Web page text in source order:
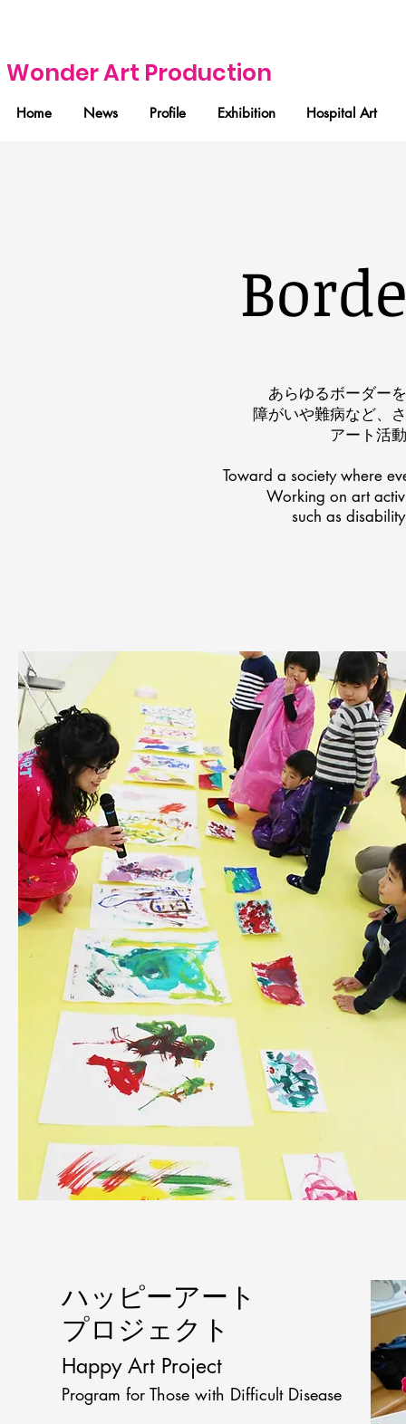
Wonder Art Production
Home News Profile Exhibition Hospital Art
あらゆるボーダー
障がいや難病など、
アート活
Toward a society where
Working on art
such as
ハッピーアート
プロジェクト
Happy Art Project
Program for Those with Difficult Disease